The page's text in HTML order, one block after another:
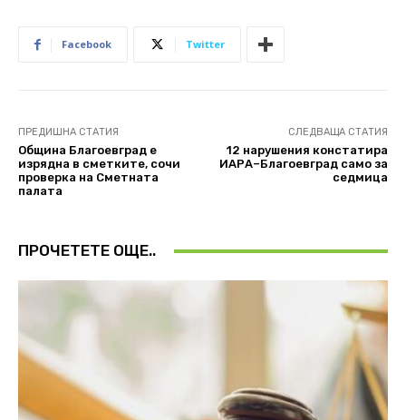
Facebook Twitter
ПРЕДИШНА СТАТИЯ
Община Благоевград е
изрядна в сметките, сочи
проверка на Сметната
палата
СЛЕДВАЩА СТАТИЯ
12 нарушения констатира
ИАРА–Благоевград само за
седмица
ПРОЧЕТЕТЕ ОЩЕ..